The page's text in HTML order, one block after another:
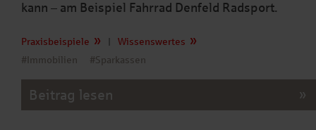
kann – am Beispiel Fahrrad Denfeld Radsport.
Praxisbeispiele
Wissenswertes
#Immobilien
#Sparkassen
Beitrag lesen